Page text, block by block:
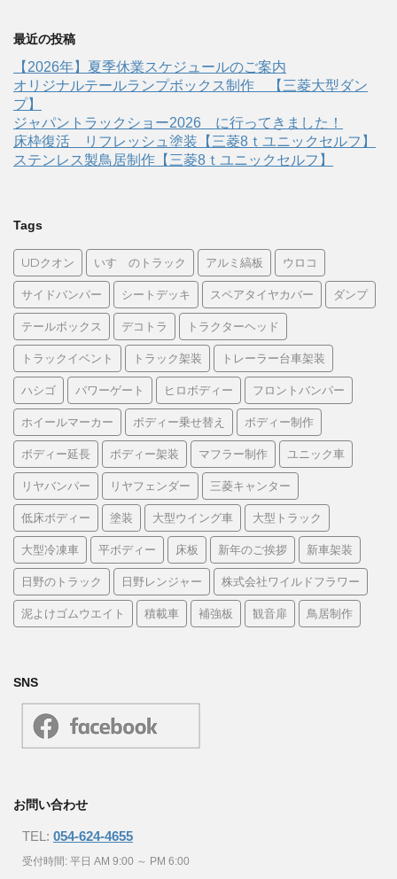
最近の投稿
【2026年】夏季休業スケジュールのご案内
オリジナルテールランプボックス制作 【三菱大型ダン
プ】
ジャパントラックショー2026 に行ってきました！
床枠復活 リフレッシュ塗装【三菱8ｔユニックセルフ】
ステンレス製鳥居制作【三菱8ｔユニックセルフ】
Tags
UDクオン いすゞのトラック アルミ縞板 ウロコ
サイドバンパー シートデッキ スペアタイヤカバー ダンプ
テールボックス デコトラ トラクターヘッド
トラックイベント トラック架装 トレーラー台車架装
ハシゴ パワーゲート ヒロボディー フロントバンパー
ホイールマーカー ボディー乗せ替え ボディー制作
ボディー延長 ボディー架装 マフラー制作 ユニック車
リヤバンパー リヤフェンダー 三菱キャンター
低床ボディー 塗装 大型ウイング車 大型トラック
大型冷凍車 平ボディー 床板 新年のご挨拶 新車架装
日野のトラック 日野レンジャー 株式会社ワイルドフラワー
泥よけゴムウエイト 積載車 補強板 観音扉 鳥居制作
SNS
お問い合わせ
TEL: 054-624-4655
受付時間: 平日 AM 9:00 ～ PM 6:00